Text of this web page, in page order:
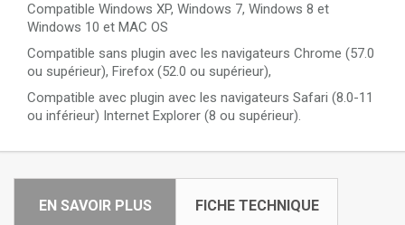
Compatible Windows XP, Windows 7, Windows 8 et
Windows 10 et MAC OS
Compatible sans plugin avec les navigateurs Chrome (57.0
ou supérieur), Firefox (52.0 ou supérieur),
Compatible avec plugin avec les navigateurs Safari (8.0-11
ou inférieur) Internet Explorer (8 ou supérieur).
EN SAVOIR PLUS FICHE TECHNIQUE